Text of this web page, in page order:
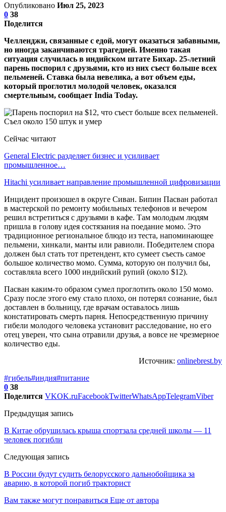
Опубликовано Июл 25, 2023
0 38
Поделится
Челленджи, связанные с едой, могут оказаться забавными,
но иногда заканчиваются трагедией. Именно такая
ситуация случилась в индийском штате Бихар. 25-летний
парень поспорил с друзьями, кто из них съест больше всех
пельменей. Ставка была невелика, а вот объем еды,
который проглотил молодой человек, оказался
смертельным, сообщает India Today.
Сейчас читают
General Electric разделяет бизнес и усиливает
промышленное…
Hitachi усиливает направление промышленной цифровизации
Инцидент произошел в округе Сиван. Бипин Пасван работал
в мастерской по ремонту мобильных телефонов и вечером
решил встретиться с друзьями в кафе. Там молодым людям
пришла в голову идея состязания на поедание момо. Это
традиционное региональное блюдо из теста, напоминающее
пельмени, хинкали, манты или равиоли. Победителем спора
должен был стать тот претендент, кто сумеет съесть самое
большое количество момо. Сумма, которую он получил бы,
составляла всего 1000 индийский рупий (около $12).
Пасван каким-то образом сумел проглотить около 150 момо.
Сразу после этого ему стало плохо, он потерял сознание, был
доставлен в больницу, где врачам оставалось лишь
констатировать смерть парня. Непосредственную причину
гибели молодого человека установит расследование, но его
отец уверен, что сына отравили друзья, а вовсе не чрезмерное
количество еды.
Источник: onlinebrest.by
#гибель#индия#питание
0 38
Поделится VKOK.ruFacebookTwitterWhatsAppTelegramViber
Предыдущая запись
В Китае обрушилась крыша спортзала средней школы — 11
человек погибли
Следующая запись
В России будут судить белорусского дальнобойщика за
аварию, в которой погиб тракторист
Вам также могут понравиться Еще от автора